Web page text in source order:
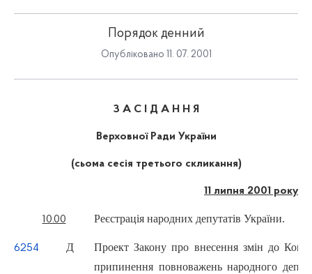
Порядок денний
Опубліковано 11. 07. 2001
З А С І Д А Н Н Я
Верховної Ради України
(сьома сесія третього скликання)
11 липня 2001 року
10.00 Реєстрація народних депутатів України.
6254 Д
Проект Закону про внесення змін до
припинення повноважень народного